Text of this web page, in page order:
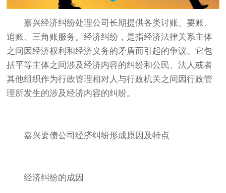
嘉兴经济纠纷处理公司长期提供各类讨账、要账、
追账、三角账服务。经济纠纷，是指经济法律关系主体
之间因经济权利和经济义务的矛盾而引起的争议。它包
括平等主体之间涉及经济内容的纠纷和公民、法人或者
其他组织作为行政管理相对人与行政机关之间因行政管
理所发生的涉及经济内容的纠纷。
嘉兴要债公司经济纠纷形成原因及特点
经济纠纷的成因